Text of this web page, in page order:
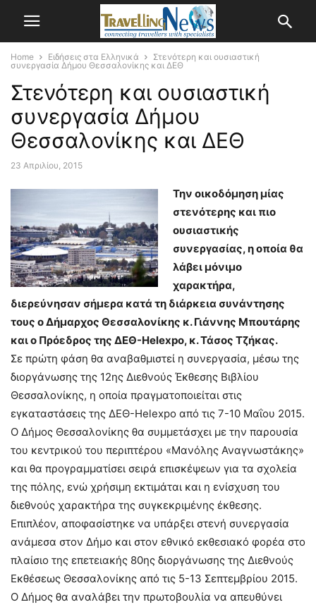
Home Ειδήσεις στα Ελληνικά
Στενότερη και ουσιαστική
συνεργασία Δήμου Θεσσαλονίκης και ΔΕΘ
Στενότερη και ουσιαστική
συνεργασία Δήμου
Θεσσαλονίκης και ΔΕΘ
23 Απριλίου, 2015
Την οικοδόμηση μίας
στενότερης και πιο
ουσιαστικής
συνεργασίας, η οποία θα
λάβει μόνιμο
χαρακτήρα,
διερεύνησαν σήμερα κατά τη διάρκεια συνάντησης
τους ο Δήμαρχος Θεσσαλονίκης κ. Γιάννης Μπουτάρης
και ο Πρόεδρος της ΔΕΘ-Helexpo, κ. Τάσος Τζήκας.
Σε πρώτη φάση θα αναβαθμιστεί η συνεργασία, μέσω της
διοργάνωσης της 12ης Διεθνούς Έκθεσης Βιβλίου
Θεσσαλονίκης, η οποία πραγματοποιείται στις
εγκαταστάσεις της ΔΕΘ-Helexpo από τις 7-10 Μαΐου 2015.
Ο Δήμος Θεσσαλονίκης θα συμμετάσχει με την παρουσία
του κεντρικού του περιπτέρου «Μανόλης Αναγνωστάκης»
και θα προγραμματίσει σειρά επισκέψεων για τα σχολεία
της πόλης, ενώ χρήσιμη εκτιμάται και η ενίσχυση του
διεθνούς χαρακτήρα της συγκεκριμένης έκθεσης.
Επιπλέον, αποφασίστηκε να υπάρξει στενή συνεργασία
ανάμεσα στον Δήμο και στον εθνικό εκθεσιακό φορέα στο
πλαίσιο της επετειακής 80ης διοργάνωσης της Διεθνούς
Εκθέσεως Θεσσαλονίκης από τις 5-13 Σεπτεμβρίου 2015.
Ο Δήμος θα αναλάβει την πρωτοβουλία να απευθύνει